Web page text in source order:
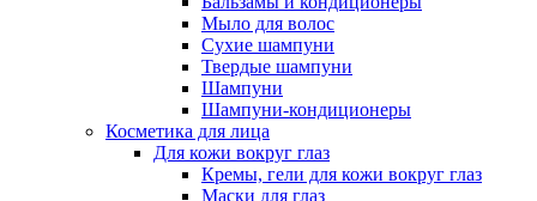
Мыло для волос
Сухие шампуни
Твердые шампуни
Шампуни
Шампуни-кондиционеры
Косметика для лица
Для кожи вокруг глаз
Кремы, гели для кожи вокруг глаз
Маски для глаз